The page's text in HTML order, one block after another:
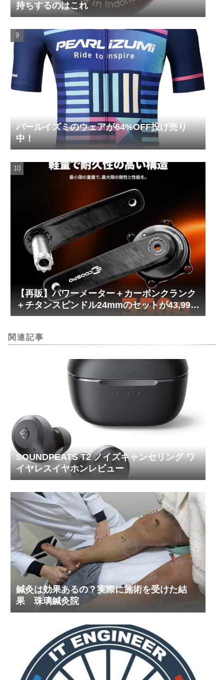
持ちするのはこれ
パールイズミのウェアが64%OFF投げ売り
中！
【再販】パワーメーター＋カーボンクランク
＋チタンスピンドル24mmのセットが43,999
円！
関連記事
SOUNDPEATS T2 ノイズキャンセリング ワ
イヤレスイヤホンレビュー
鍼灸は効果あるの？実際に施術を受けた結
果 珠璃鍼灸院